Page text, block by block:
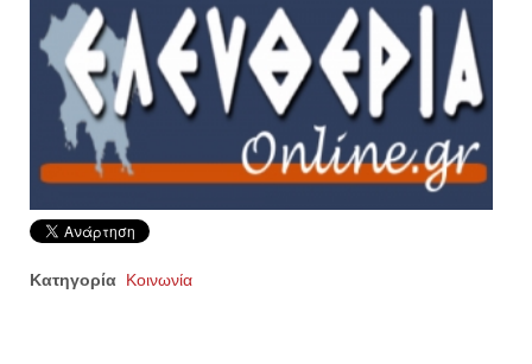
Κατηγορία Κοινωνία